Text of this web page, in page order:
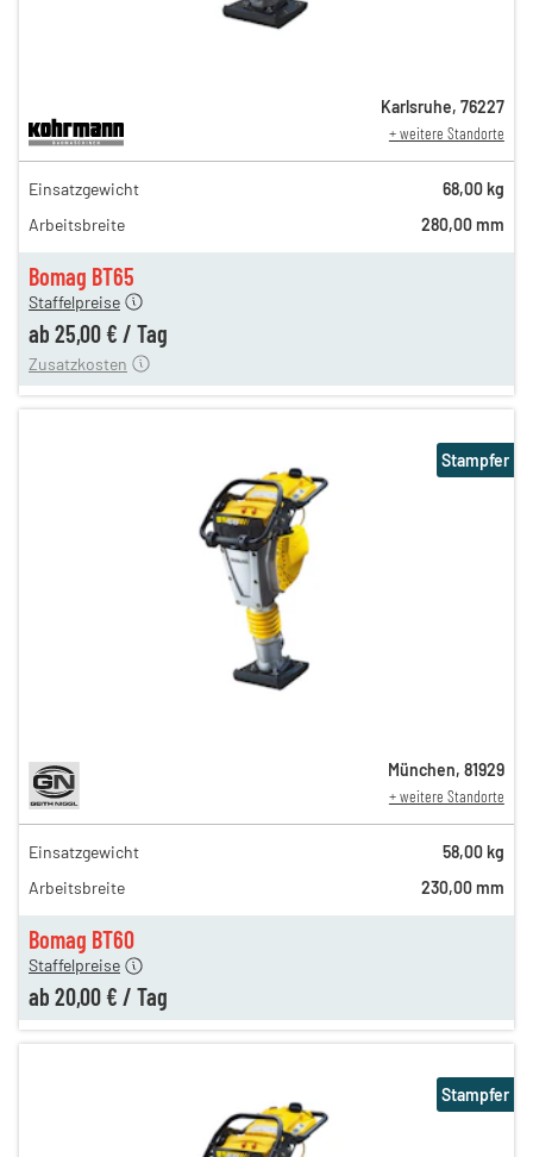
Bomag BT65
43,00 €
37,00 €
29,00 €
Staffelpreise
ab 25,00 € / Tag
12,00 €
Zusatzkosten
Karlsruhe, 76227
+ weitere Standorte
Einsatzgewicht
68,00 kg
Arbeitsbreite
280,00 mm
Bomag BT60
30,00 €
25,00 €
Staffelpreise
ab 20,00 € / Tag
Stampfer
München, 81929
+ weitere Standorte
Einsatzgewicht
58,00 kg
Arbeitsbreite
230,00 mm
Stampfer